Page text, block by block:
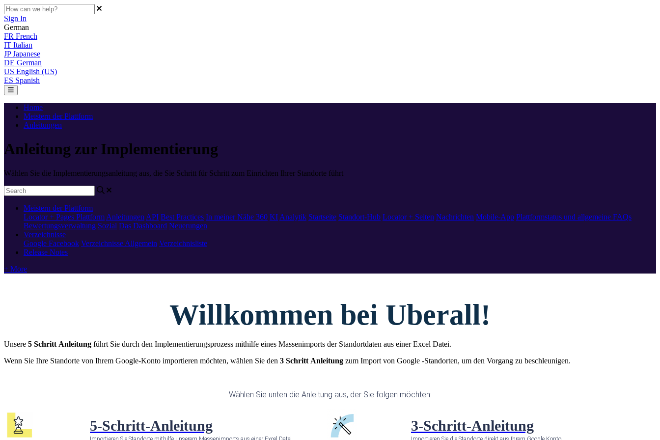
Sign In
German
FR French
IT Italian
JP Japanese
DE German
US English (US)
ES Spanish
Home
Meistern der Plattform
Anleitungen
Anleitung zur Implementierung
Wählen Sie die Implementierungsanleitung aus, die Sie Schritt für Schritt zum Einrichten Ihrer Standorte führt
Meistern der Plattform
Locator + Pages Plattform Anleitungen API Best Practices In meiner Nähe 360 KI Analytik Startseite Standort-Hub Locator + Seiten Nachrichten Mobile-App Plattformstatus und allgemeine FAQs
Bewertungsverwaltung Sozial Das Dashboard Neuerungen
Verzeichnisse
Google Facebook Verzeichnisse Allgemein Verzeichnisliste
Release Notes
+ More
Willkommen bei Uberall!
Unsere 5 Schritt Anleitung führt Sie durch den Implementierungsprozess mithilfe eines Massenimports der Standortdaten aus einer Excel Datei.
Wenn Sie Ihre Standorte von Ihrem Google-Konto importieren möchten, wählen Sie den 3 Schritt Anleitung zum Import von Google -Standorten, um den Vorgang zu beschleunigen.
Wählen Sie unten die Anleitung aus, der Sie folgen möchten:
5-Schritt-Anleitung 3-Schritt-Anleitung